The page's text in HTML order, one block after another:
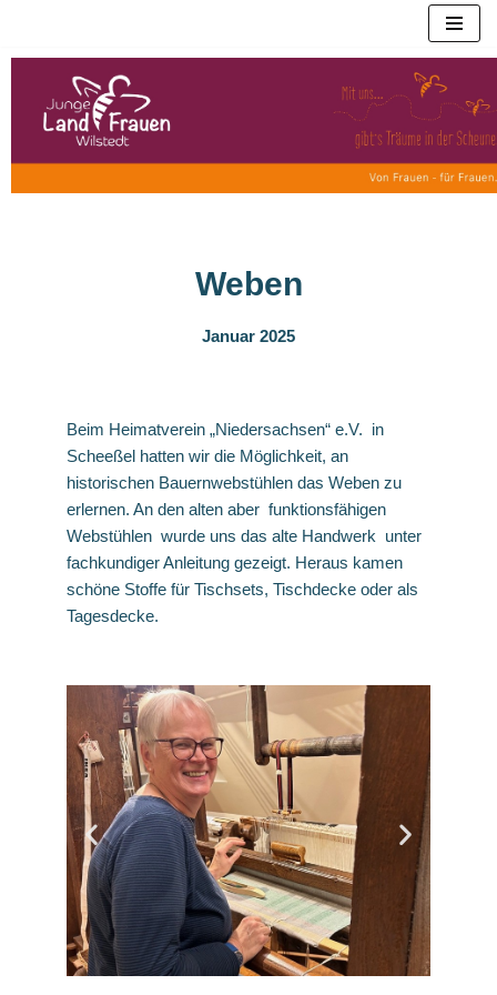
Zum
springen
Weben
Januar 2025
Beim Heimatverein „Niedersachsen“ e.V. in
Scheeßel hatten wir die Möglichkeit, an
historischen Bauernwebstühlen das Weben zu
erlernen. An den alten aber funktionsfähigen
Webstühlen wurde uns das alte Handwerk unter
fachkundiger Anleitung gezeigt. Heraus kamen
schöne Stoffe für Tischsets, Tischdecke oder als
Tagesdecke.